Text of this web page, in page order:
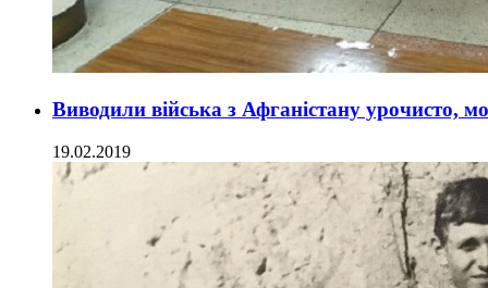
Виводили війська з Афганістану урочисто,
19.02.2019